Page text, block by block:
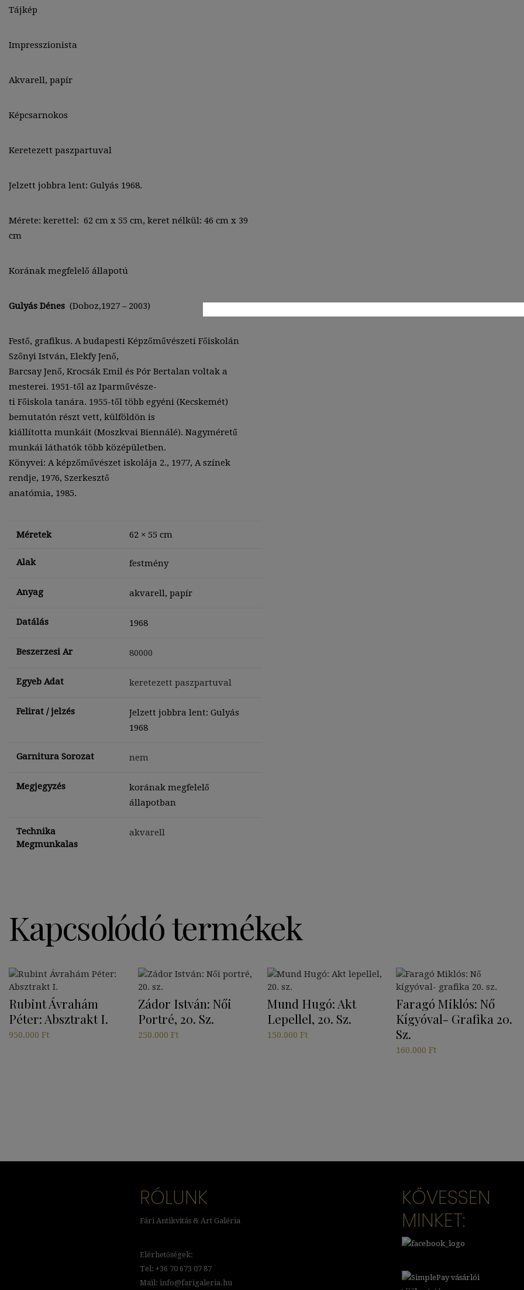
Tájkép
Impresszionista
Akvarell, papír
Képcsarnokos
Keretezett paszpartuval
Jelzett jobbra lent: Gulyás 1968.
Mérete: kerettel: 62 cm x 55 cm, keret nélkül: 46 cm x 39
cm
Korának megfelelő állapotú
Gulyás Dénes (Doboz,1927 – 2003)
Festő, grafikus. A budapesti Képzőművészeti Főiskolán
Szőnyi István, Elekfy Jenő,
Barcsay Jenő, Krocsák Emil és Pór Bertalan voltak a
mesterei. 1951-től az Iparművésze-
ti Főiskola tanára. 1955-től több egyéni (Kecskemét)
bemutatón részt vett, külföldön is
kiállította munkáit (Moszkvai Biennálé). Nagyméretű
munkái láthatók több középületben.
Könyvei: A képzőművészet iskolája 2., 1977, A színek
rendje, 1976, Szerkesztő
anatómia, 1985.
Méretek 62 × 55 cm
Alak festmény
Anyag akvarell, papír
Datálás 1968
Beszerzesi Ar 80000
Egyeb Adat keretezett paszpartuval
Felirat / jelzés
Jelzett jobbra lent: Gulyás
1968
Garnitura Sorozat nem
Megjegyzés
korának megfelelő
állapotban
Technika
Megmunkalas
akvarell
Kapcsolódó termékek
Rubint Ávrahám
Péter: Absztrakt I.
950.000 Ft
Zádor István: Női
Portré, 20. Sz.
250.000 Ft
Mund Hugó: Akt
Lepellel, 20. Sz.
150.000 Ft
Faragó Miklós: Nő
Kígyóval- Grafika 20.
Sz.
160.000Ft
RÓLUNK
Fári Antikvitás & Art Galéria
Elérhetőségek:
Tel: +36 70 673 07 87
Mail: info@farigaleria.hu
KÖVESSEN
MINKET: